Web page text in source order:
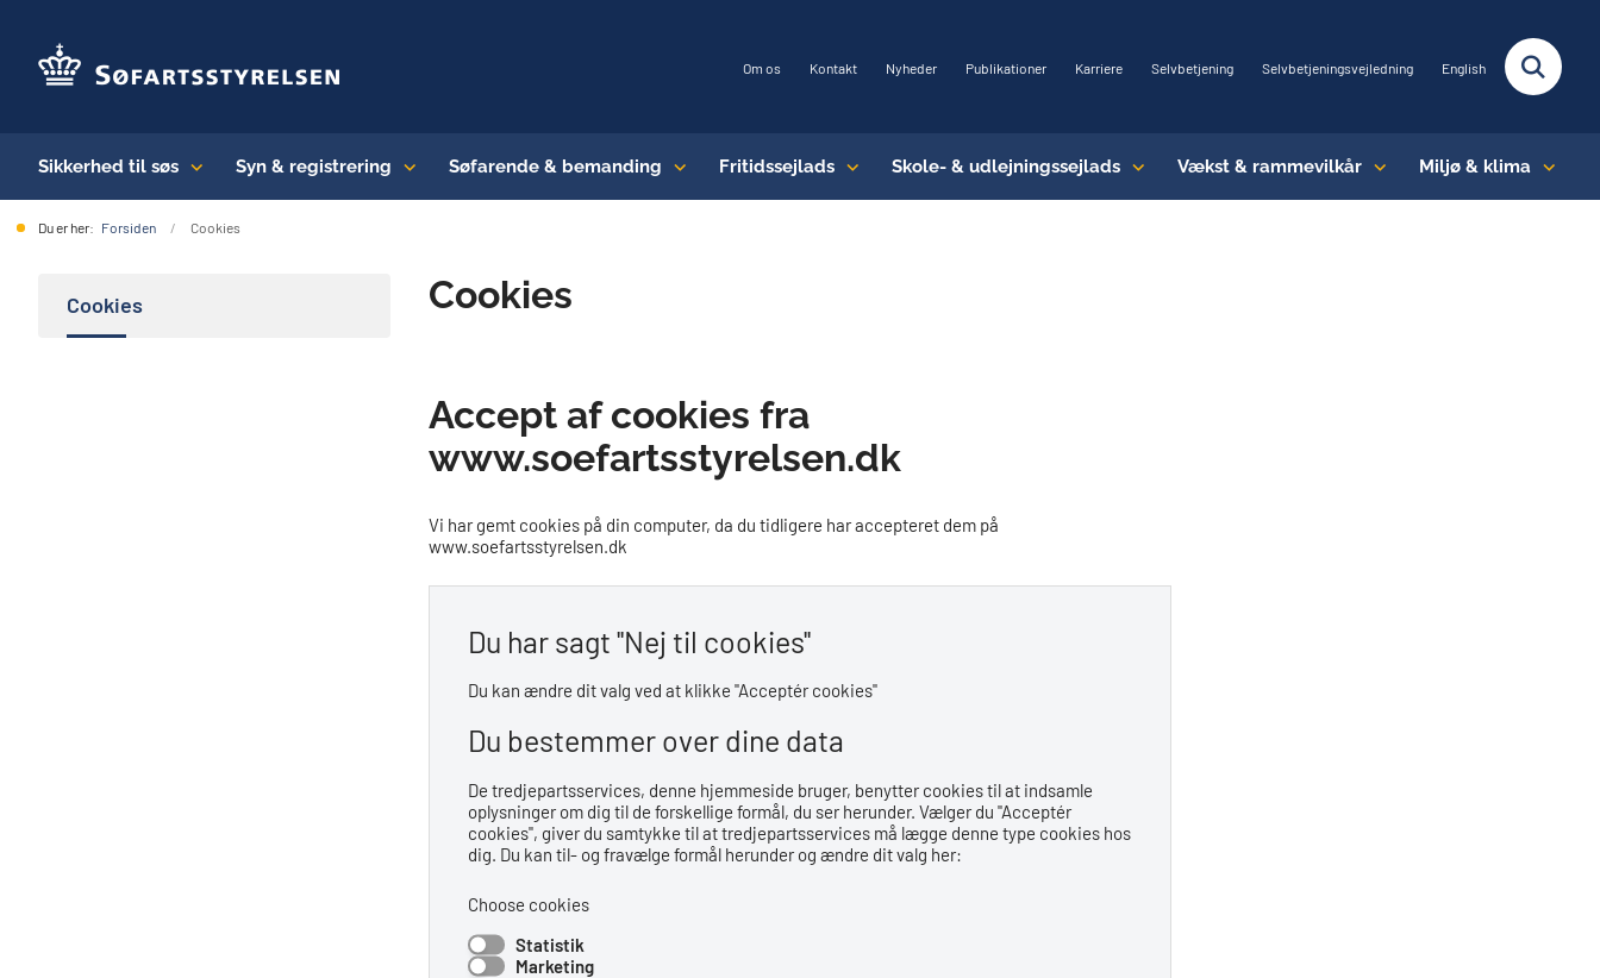
Om os Kontakt Nyheder Publikationer Karriere Selvbetjening Selvbetjeningsvejledning English
Sikkerhed til søs Syn & registrering Søfarende & bemanding Fritidssejlads Skole- & udlejningssejlads Vækst & rammevilkår Miljø & klima
Du er her: Forsiden Cookies
Cookies Cookies
Accept af cookies fra
www.soefartsstyrelsen.dk
Vi har gemt cookies på din computer, da du tidligere har accepteret dem på
www.soefartsstyrelsen.dk
Du har sagt ''Nej til cookies''
Du kan ændre dit valg ved at klikke ''Acceptér cookies''
Du bestemmer over dine data
De tredjepartsservices, denne hjemmeside bruger, benytter cookies til at indsamle
oplysninger om dig til de forskellige formål, du ser herunder. Vælger du ''Acceptér
cookies'', giver du samtykke til at tredjepartsservices må lægge denne type cookies hos
dig. Du kan til- og fravælge formål herunder og ændre dit valg her:
Choose cookies
Statistik
Marketing